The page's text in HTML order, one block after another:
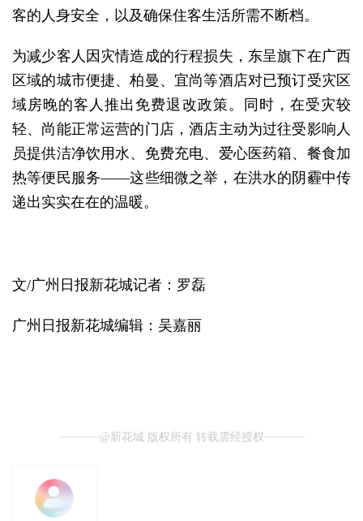
客的人身安全，以及确保住客生活所需不断档。
为减少客人因灾情造成的行程损失，东呈旗下在广西
区域的城市便捷、柏曼、宜尚等酒店对已预订受灾区
域房晚的客人推出免费退改政策。同时，在受灾较
轻、尚能正常运营的门店，酒店主动为过往受影响人
员提供洁净饮用水、免费充电、爱心医药箱、餐食加
热等便民服务——这些细微之举，在洪水的阴霾中传
递出实实在在的温暖。
文/广州日报新花城记者：罗磊
广州日 报新花城编辑： 吴嘉丽
@新花城 版权所有 转载需经授权